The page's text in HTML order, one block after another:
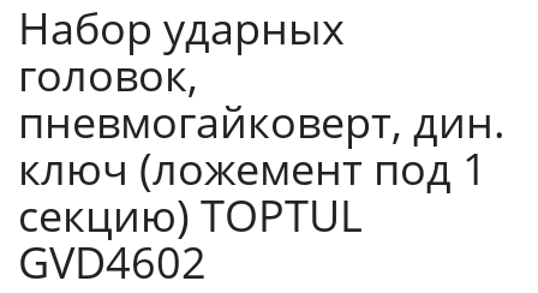
Набор ударных
головок,
пневмогайковерт, дин.
ключ (ложемент под 1
секцию) TOPTUL
GVD4602